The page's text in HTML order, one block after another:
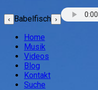
‹ Babelfisch ›
Home
Musik
Videos
Blog
Kontakt
Suche